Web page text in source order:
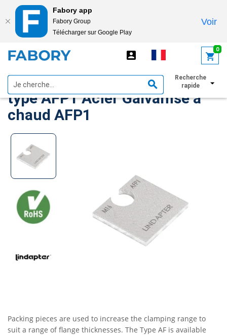
Fabory app
Fabory Group
Télécharger sur Google Play
Voir
0
Recherche
rapide
LINDAPTER Cale de règlage
type AFP1 Acier Galvanisé à
chaud AFP1
Packing pieces are used to increase the clamping range to
suit a range of flange thicknesses. The Type AF is available